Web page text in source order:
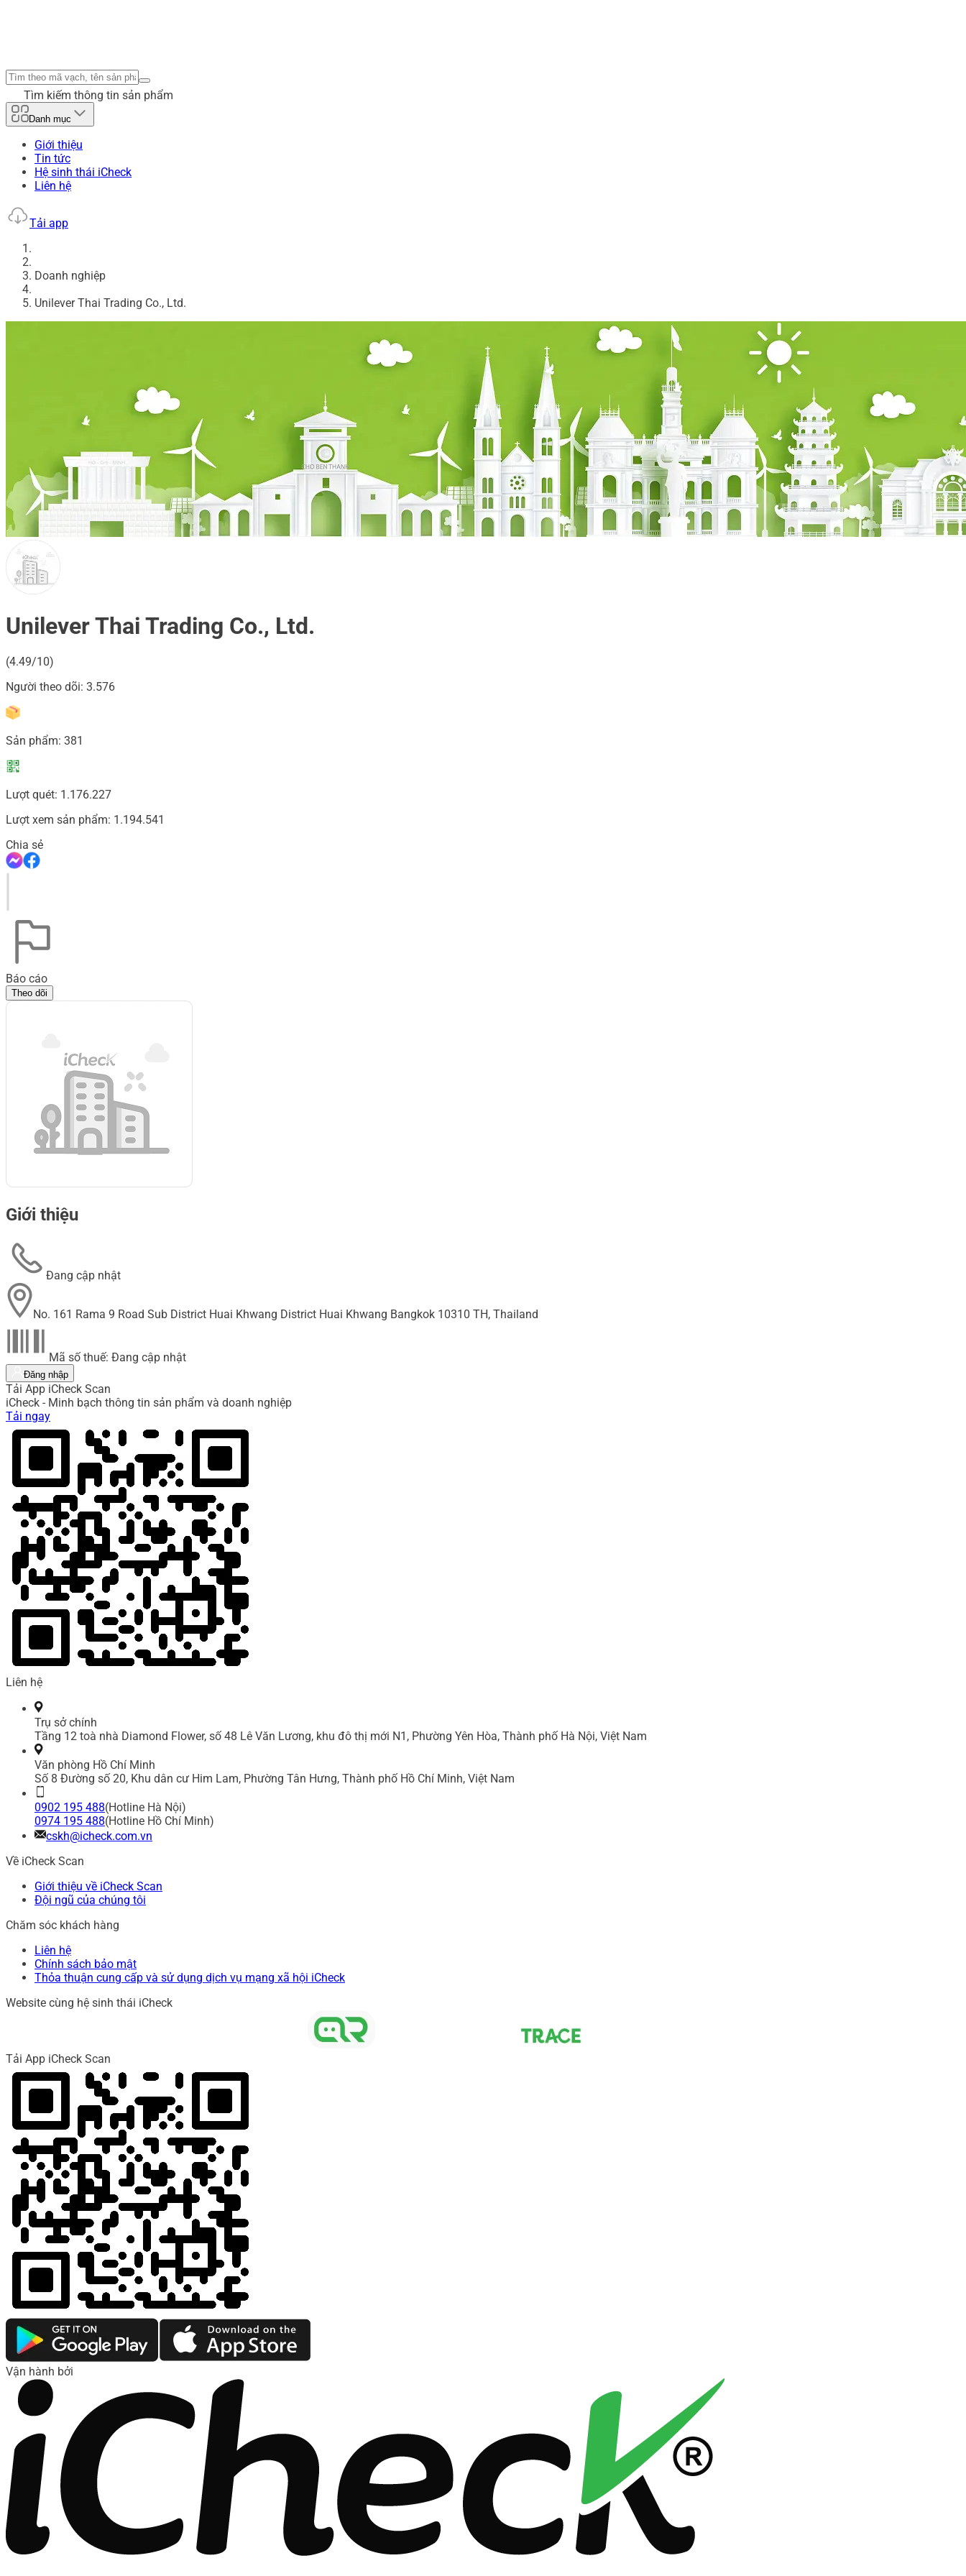
Tìm kiếm thông tin sản phẩm
Danh mục
Giới thiệu
Tin tức
Hệ sinh thái iCheck
Liên hệ
Tải app
Doanh nghiệp
Unilever Thai Trading Co., Ltd.
Unilever Thai Trading Co., Ltd.
(4.49/10)
Người theo dõi: 3.576
Sản phẩm: 381
Lượt quét: 1.176.227
Lượt xem sản phẩm: 1.194.541
Chia sẻ
Báo cáo
Theo dõi
Giới thiệu
Đang cập nhật
No. 161 Rama 9 Road Sub District Huai Khwang District Huai Khwang Bangkok 10310 TH, Thailand
Mã số thuế: Đang cập nhật
Đăng nhập
Tải App iCheck Scan
iCheck - Minh bạch thông tin sản phẩm và doanh nghiệp
Tải ngay
Liên hệ
Trụ sở chính
Tầng 12 toà nhà Diamond Flower, số 48 Lê Văn Lương, khu đô thị mới N1, Phường Yên Hòa, Thành phố Hà Nội, Việt Nam
Văn phòng Hồ Chí Minh
Số 8 Đường số 20, Khu dân cư Him Lam, Phường Tân Hưng, Thành phố Hồ Chí Minh, Việt Nam
0902 195 488(Hotline Hà Nội)
0974 195 488(Hotline Hồ Chí Minh)
cskh@icheck.com.vn
Về iCheck Scan
Giới thiệu về iCheck Scan
Đội ngũ của chúng tôi
Chăm sóc khách hàng
Liên hệ
Chính sách bảo mật
Thỏa thuận cung cấp và sử dụng dịch vụ mạng xã hội iCheck
Website cùng hệ sinh thái iCheck
Tải App iCheck Scan
Vận hành bởi